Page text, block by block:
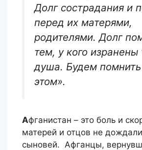
Долг сострадания и
перед их матерями,
родителями. Долг
тем, у кого изранены
душа. Будем
этом».
Афганистан – это боль и
матерей и отцов не
сыновей. Афганцы,